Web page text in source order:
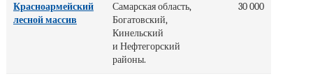
Красноармейский
лесной массив
Самарская область,
Богатовский,
Кинельский
и Нефтегорский
районы.
30 000